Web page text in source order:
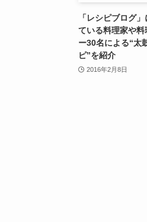
「レシピブログ
ている料理家や料
ー30名による“太
ピ”を紹介
2016年2月8日